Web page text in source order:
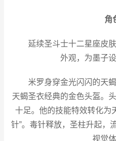
角
延续圣斗士十二星座皮
外观，为墨子
米罗身穿金光闪闪的天
天蝎圣衣经典的金色头盔。
十足。他的技能特效转化
针”。毒针释放，圣柱升起，
视觉体